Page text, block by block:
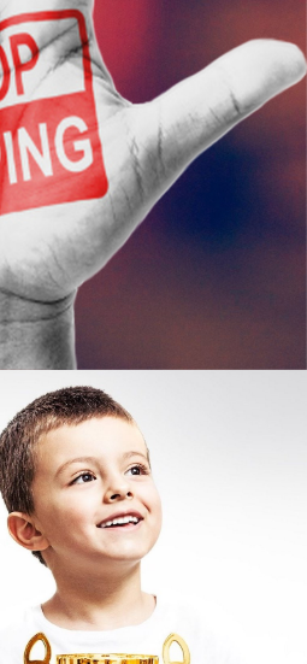
больше
ЮКИОР
И
ДЕТЕЙ